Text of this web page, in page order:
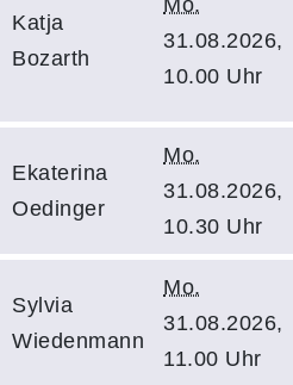
Katja
Bozarth
Mo.
31.08.2026,
10.00 Uhr
Ekaterina
Oedinger
Mo.
31.08.2026,
10.30 Uhr
Sylvia
Wiedenmann
Mo.
31.08.2026,
11.00 Uhr